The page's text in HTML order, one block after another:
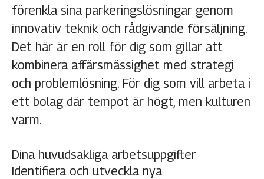
förenkla sina parkeringslösningar genom
innovativ teknik och rådgivande försäljning.
Det här är en roll för dig som gillar att
kombinera affärsmässighet med strategi
och problemlösning. För dig som vill arbeta i
ett bolag där tempot är högt, men kulturen
varm.
Dina huvudsakliga arbetsuppgifter
Identifiera och utveckla nya